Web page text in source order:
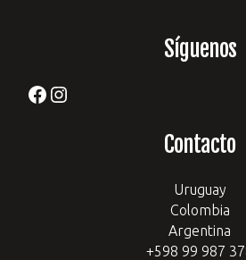
Síguenos
Facebook
Instagram
Contacto
Uruguay
Colombia
Argentina
+598 99 987